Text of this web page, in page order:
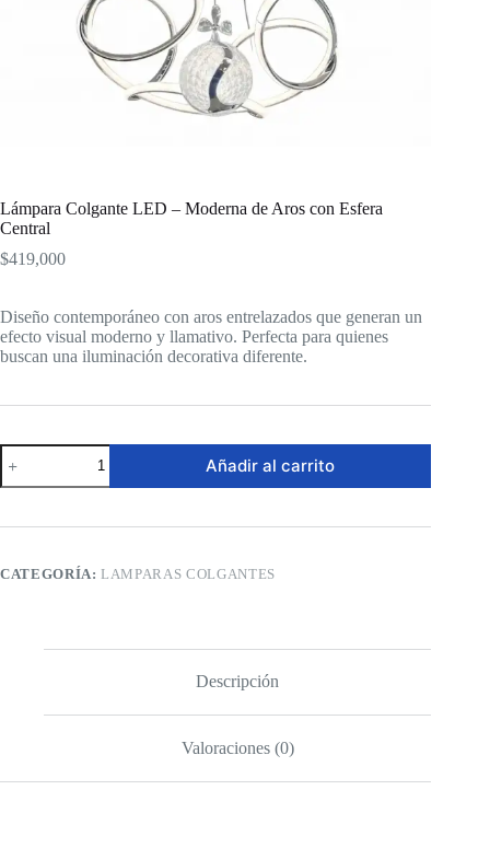
Lámpara Colgante LED – Moderna de Aros con Esfera
Central
$419,000
Diseño contemporáneo con aros entrelazados que generan un
efecto visual moderno y llamativo. Perfecta para quienes
buscan una iluminación decorativa diferente.
Lámpara
Colgante
LED
Moderna
con
Añadir al carrito
CATEGORÍA:LAMPARAS COLGANTES
Descripción
Valoraciones (0)